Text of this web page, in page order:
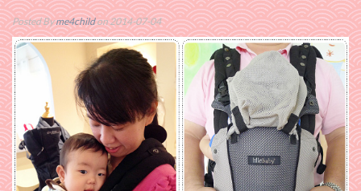
Posted Byme4childon 2014-07-04